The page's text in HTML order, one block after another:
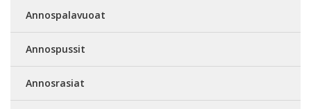
Annospalavuoat
Annospussit
Annosrasiat